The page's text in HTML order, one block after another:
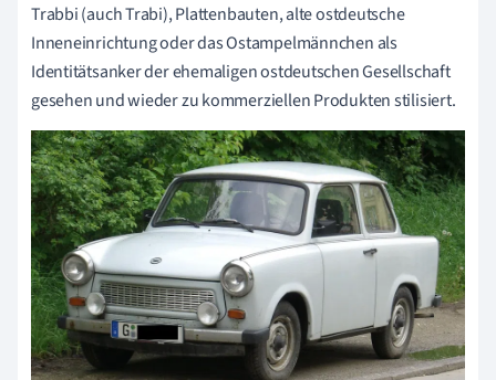
Trabbi (auch Trabi), Plattenbauten, alte ostdeutsche
Inneneinrichtung oder das Ostampelmännchen als
Identitätsanker der ehemaligen ostdeutschen Gesellschaft
gesehen und wieder zu kommerziellen Produkten stilisiert.